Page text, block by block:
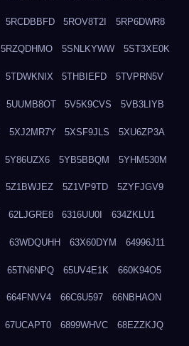
5RCDBBFD 5ROV8T2I 5RP6DWR8
5RZQDHMO 5SNLKYWW 5ST3XE0K
5TDWKNIX 5THBIEFD 5TVPRN5V
5UUMB8OT 5V5K9CVS 5VB3LIYB
5XJ2MR7Y 5XSF9JLS 5XU6ZP3A
5Y86UZX6 5YB5BBQM 5YHM530M
5Z1BWJEZ 5Z1VP9TD 5ZYFJGV9
62LJGRE8 6316UU0I 634ZKLU1
63WDQUHH 63X60DYM 64996J11
65TN6NPQ 65UV4E1K 660K94O5
664FNVV4 66C6U597 66NBHAON
67UCAPT0 6899WHVC 68EZZKJQ